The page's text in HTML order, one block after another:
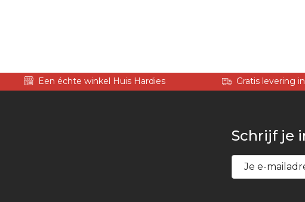
Een échte winkel Huis Hardies Gratis levering
Schrijf je